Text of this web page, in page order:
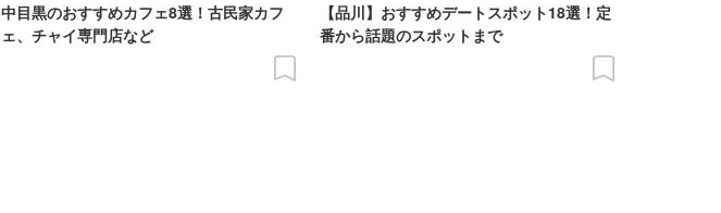
中目黒のおすすめカフェ8選！古民家カフ
ェ、チャイ専門店など
【品川】おすすめデートスポット18選！定
番から話題のスポットまで